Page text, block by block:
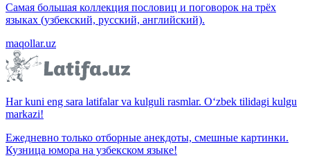
Самая большая коллекция пословиц и поговорок на трёх
языках (узбекский, русский, английский).
maqollar.uz
Har kuni eng sara latifalar va kulguli rasmlar. O‘zbek tilidagi kulgu
markazi!
Ежедневно только отборные анекдоты, смешные картинки.
Кузница юмора на узбекском языке!